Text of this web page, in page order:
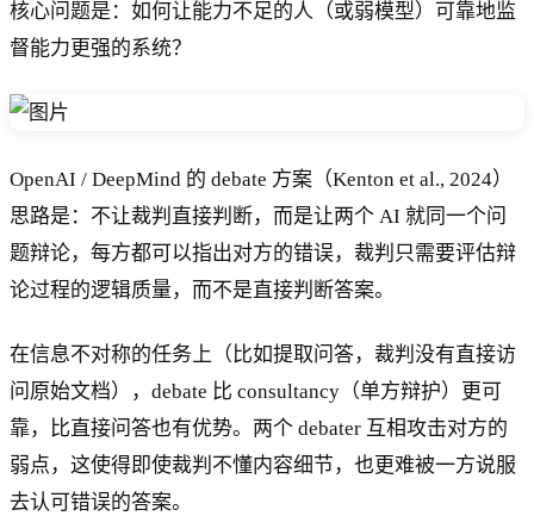
核心问题是：如何让能力不足的人（或弱模型）可靠地监
督能力更强的系统？
OpenAI / DeepMind 的 debate 方案（Kenton et al., 2024）
思路是：不让裁判直接判断，而是让两个 AI 就同一个问
题辩论，每方都可以指出对方的错误，裁判只需要评估辩
论过程的逻辑质量，而不是直接判断答案。
在信息不对称的任务上（比如提取问答，裁判没有直接访
问原始文档），debate 比 consultancy（单方辩护）更可
靠，比直接问答也有优势。两个 debater 互相攻击对方的
弱点，这使得即使裁判不懂内容细节，也更难被一方说服
去认可错误的答案。